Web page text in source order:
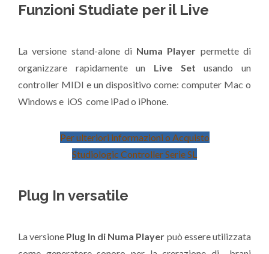
Funzioni Studiate per il Live
La versione stand-alone di Numa Player permette di
organizzare rapidamente un Live Set usando un
controller MIDI e un dispositivo come: computer Mac o
Windows e iOS come iPad o iPhone.
Per ulteriori informazioni o Acquisto
Studiologic Controller Serie SL
Plug In versatile
La versione Plug In di Numa Player può essere utilizzata